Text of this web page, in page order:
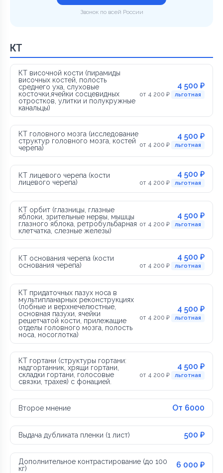
Звонок по всей России
КТ
КТ височной кости (пирамиды
височных костей, полость
среднего уха, слуховые
косточки,ячейки сосцевидных
отростков, улитки и полукружные
канальцы)
4 500 ₽
от 4 200 ₽ льготная
КТ головного мозга (исследование
структур головного мозга, костей
черепа)
4 500 ₽
от 4 200 ₽ льготная
КТ лицевого черепа (кости
лицевого черепа)
4 500 ₽
от 4 200 ₽ льготная
КТ орбит (глазницы, глазные
яблоки, зрительные нервы, мышцы
глазного яблока, ретробульбарная
клетчатка, слезные железы)
4 500 ₽
от 4 200 ₽ льготная
КТ основания черепа (кости
основания черепа)
4 500 ₽
от 4 200 ₽ льготная
КТ придаточных пазух носа в
мультипланарных реконструкциях
(лобные и верхнечелюстные,
основная пазухи, ячейки
решетчатой кости, прилежащие
отделы головного мозга, полость
носа, носоглотка)
4 500 ₽
от 4 200 ₽ льготная
КТ гортани (структуры гортани:
надгортанник, хрящи гортани,
складки гортани, голосовые
связки, трахея) с фонацией.
4 500 ₽
от 4 200 ₽ льготная
Второе мнение От 6000
Выдача дубликата пленки (1 лист) 500 ₽
Дополнительное контрастирование (до 100
кг)
6 000 ₽